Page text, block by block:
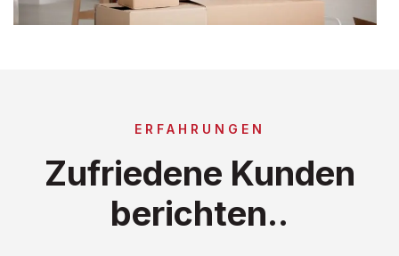
ERFAHRUNGEN
Zufriedene Kunden
berichten..